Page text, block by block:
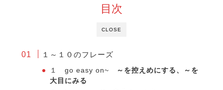
CLOSE
目次
１～１０のフレーズ
１ go easy on~
～を控えめにする、～を
大目にみる